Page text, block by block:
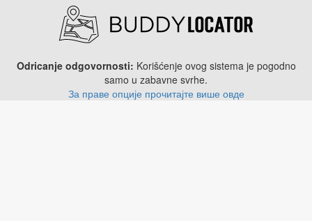
Odricanje odgovornosti: Korišćenje ovog sistema je pogodno
samo u zabavne svrhe.
За праве опције прочитајте више овде